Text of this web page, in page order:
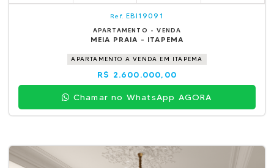
Ref. EBI19091
APARTAMENTO - VENDA
MEIA PRAIA - ITAPEMA
APARTAMENTO A VENDA EM ITAPEMA
R$ 2.600.000,00
Chamar no WhatsApp AGORA